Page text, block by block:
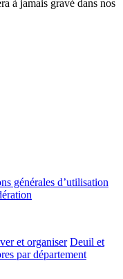
à jamais gravé dans nos
générales d’utilisation
et organiser Deuil et
par département